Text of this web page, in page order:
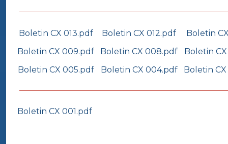
Boletin CX 013.pdf Boletin CX 012.pdf
Boletin
Boletin CX 009.pdf
Boletin CX 008.pdf
Boletin
Boletin CX 005.pdf
Boletin CX 004.pdf Boletin
Boletin CX 001.pdf